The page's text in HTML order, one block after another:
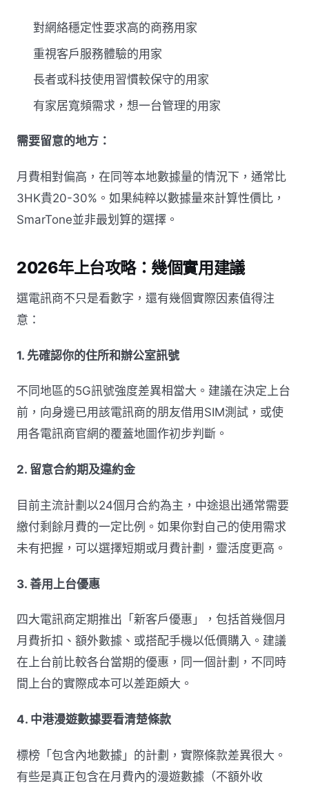
對網絡穩定性要求高的商務用家
重視客戶服務體驗的用家
長者或科技使用習慣較保守的用家
有家居寬頻需求，想一台管理的用家
需要留意的地方：
月費相對偏高，在同等本地數據量的情況下，通常比
3HK貴20-30%。如果純粹以數據量來計算性價比，
SmarTone並非最划算的選擇。
2026年上台攻略：幾個實用建議
選電訊商不只是看數字，還有幾個實際因素值得注
意：
1. 先確認你的住所和辦公室訊號
不同地區的5G訊號強度差異相當大。建議在決定上台
前，向身邊已用該電訊商的朋友借用SIM測試，或使
用各電訊商官網的覆蓋地圖作初步判斷。
2. 留意合約期及違約金
目前主流計劃以24個月合約為主，中途退出通常需要
繳付剩餘月費的一定比例。如果你對自己的使用需求
未有把握，可以選擇短期或月費計劃，靈活度更高。
3. 善用上台優惠
四大電訊商定期推出「新客戶優惠」，包括首幾個月
月費折扣、額外數據、或搭配手機以低價購入。建議
在上台前比較各台當期的優惠，同一個計劃，不同時
間上台的實際成本可以差距頗大。
4. 中港漫遊數據要看清楚條款
標榜「包含內地數據」的計劃，實際條款差異很大。
有些是真正包含在月費內的漫遊數據（不額外收